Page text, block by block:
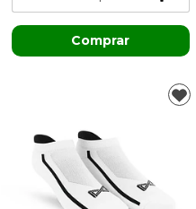
Comprar